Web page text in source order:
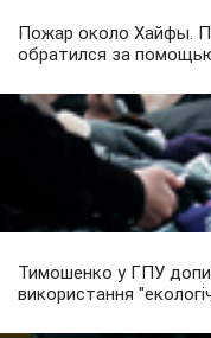
Пожар около Хайфы.
обратился за
Тимошенко у ГПУ
використання